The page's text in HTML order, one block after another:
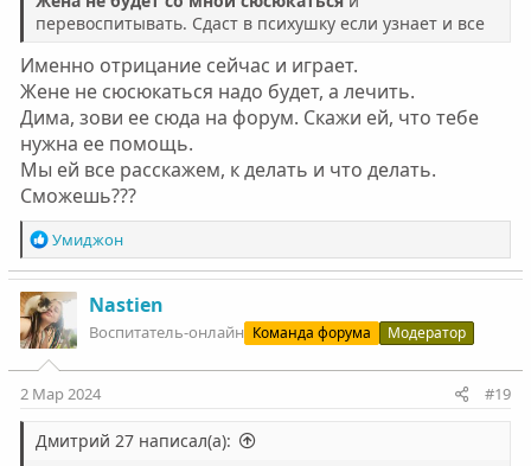
перевоспитывать. Сдаст в психушку если узнает и все
Именно отрицание сейчас и играет.
Жене не сюсюкаться надо будет, а лечить.
Дима, зови ее сюда на форум. Скажи ей, что тебе
нужна ее помощь.
Мы ей все расскажем, к делать и что делать.
Сможешь???
Р
е
а
к
ц
и
и
:
Умиджон
Nastien
Воспитатель-онлайн Команда форума Модератор
2 Мар 2024 #19
Дмитрий 27 написал(а):